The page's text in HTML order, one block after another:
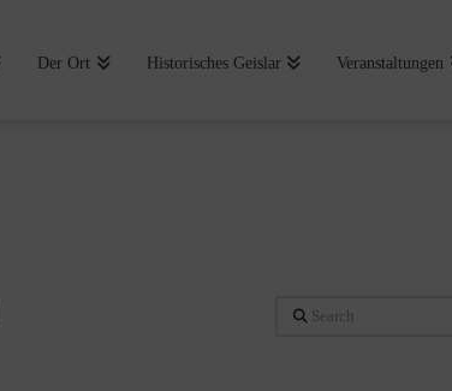
Der Ort Historisches Geislar Veranstaltungen
Search